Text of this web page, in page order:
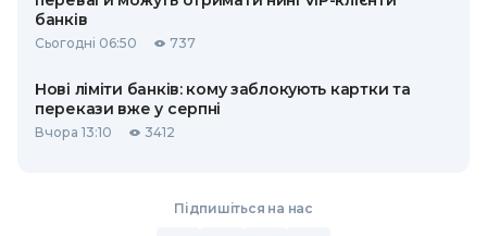
банків
Сьогодні 06:50 737
Нові ліміти банків: кому заблокують картки та
перекази вже у серпні
Вчора 13:10 3412
Підпишіться на нас